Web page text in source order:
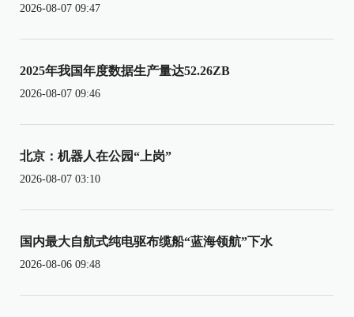
2026-08-07 09:47
2025年我国年度数据生产量达52.26ZB
2026-08-07 09:46
北京：机器人在公园“上岗”
2026-08-07 03:10
国内最大自航式纯电驱布缆船“蓝海领航”下水
2026-08-06 09:48